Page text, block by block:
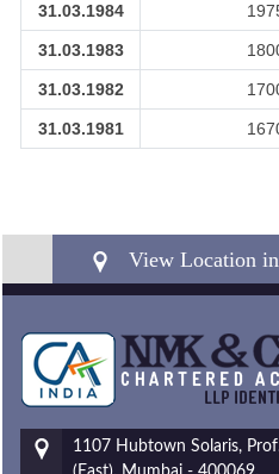
31.03.1984
31.03.1983
31.03.1982
31.03.1981
View Location
1107 Hubtown Solaris,